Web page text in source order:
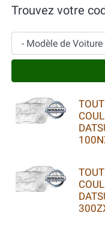
Trouvez votre
Modèle de Voiture